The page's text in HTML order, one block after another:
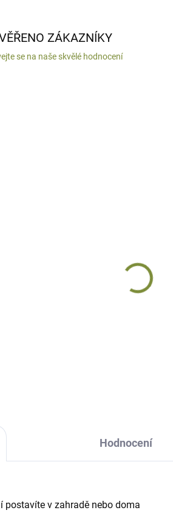
ZÁKAZNÍKY
se na naše skvělé hodnocení
Hodnocení
v zahradě nebo doma